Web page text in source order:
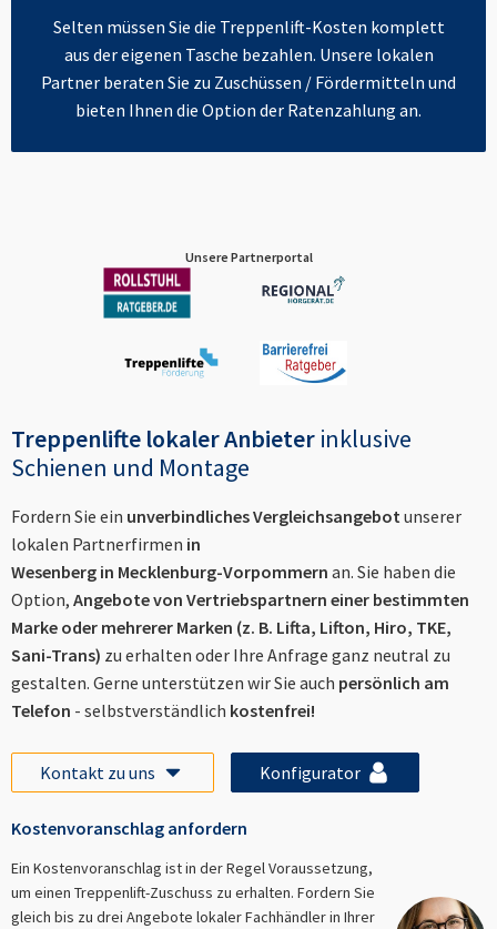
Selten müssen Sie die Treppenlift-Kosten komplett
aus der eigenen Tasche bezahlen. Unsere lokalen
Partner beraten Sie zu Zuschüssen / Fördermitteln und
bieten Ihnen die Option der Ratenzahlung an.
Unsere Partnerportal
Treppenlifte lokaler Anbieter inklusive
Schienen und Montage
Fordern Sie ein unverbindliches Vergleichsangebotunserer
lokalen Partnerfirmen in
Wesenberg in Mecklenburg-Vorpommern an. Sie haben die
Option, Angebote von Vertriebspartnern einer bestimmten
Marke oder mehrerer Marken (z. B. Lifta, Lifton, Hiro, TKE,
Sani-Trans) zu erhalten oder Ihre Anfrage ganz neutral zu
gestalten. Gerne unterstützen wir Sie auch persönlich am
Telefon - selbstverständlich kostenfrei!
Kontakt zu uns Konfigurator
Kostenvoranschlag anfordern
Ein Kostenvoranschlag ist in der Regel Voraussetzung,
um einen Treppenlift-Zuschuss zu erhalten. Fordern Sie
gleich bis zu drei Angebote lokaler Fachhändler in Ihrer